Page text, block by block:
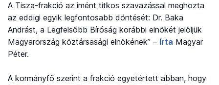
A Tisza-frakció az imént titkos szavazással meghozta
az eddigi egyik legfontosabb döntését: Dr. Baka
Andrást, a Legfelsőbb Bíróság korábbi elnökét jelöljük
Magyarország köztársasági elnökének” – írta Magyar
Péter.
A kormányfő szerint a frakció egyetértett abban, hogy